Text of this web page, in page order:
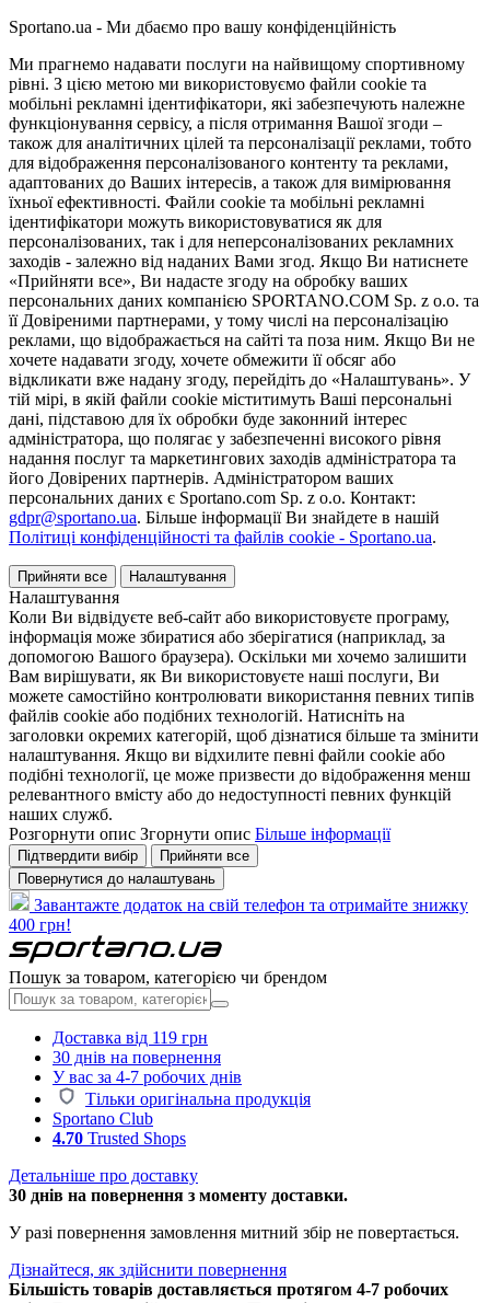
Sportano.ua - Ми дбаємо про вашу конфіденційність
Ми прагнемо надавати послуги на найвищому спортивному
рівні. З цією метою ми використовуємо файли cookie та
мобільні рекламні ідентифікатори, які забезпечують належне
функціонування сервісу, а після отримання Вашої згоди –
також для аналітичних цілей та персоналізації реклами, тобто
для відображення персоналізованого контенту та реклами,
адаптованих до Ваших інтересів, а також для вимірювання
їхньої ефективності. Файли cookie та мобільні рекламні
ідентифікатори можуть використовуватися як для
персоналізованих, так і для неперсоналізованих рекламних
заходів - залежно від наданих Вами згод. Якщо Ви натиснете
«Прийняти все», Ви надасте згоду на обробку ваших
персональних даних компанією SPORTANO.COM Sp. z o.o. та
її Довіреними партнерами, у тому числі на персоналізацію
реклами, що відображається на сайті та поза ним. Якщо Ви не
хочете надавати згоду, хочете обмежити її обсяг або
відкликати вже надану згоду, перейдіть до «Налаштувань». У
тій мірі, в якій файли cookie міститимуть Ваші персональні
дані, підставою для їх обробки буде законний інтерес
адміністратора, що полягає у забезпеченні високого рівня
надання послуг та маркетингових заходів адміністратора та
його Довірених партнерів. Адміністратором ваших
персональних даних є Sportano.com Sp. z o.o. Контакт:
gdpr@sportano.ua. Більше інформації Ви знайдете в нашій
Політиці конфіденційності та файлів cookie - Sportano.ua.
Прийняти все Налаштування
Налаштування
Коли Ви відвідуєте веб-сайт або використовуєте програму,
інформація може збиратися або зберігатися (наприклад, за
допомогою Вашого браузера). Оскільки ми хочемо залишити
Вам вирішувати, як Ви використовуєте наші послуги, Ви
можете самостійно контролювати використання певних типів
файлів cookie або подібних технологій. Натисніть на
заголовки окремих категорій, щоб дізнатися більше та змінити
налаштування. Якщо ви відхилите певні файли cookie або
подібні технології, це може призвести до відображення менш
релевантного вмісту або до недоступності певних функцій
наших служб.
Розгорнути опис Згорнути опис Більше інформації
Підтвердити вибір
Прийняти все
Повернутися до налаштувань
Завантажте додаток на свій телефон та отримайте знижку
400 грн!
Пошук за товаром, категорією чи брендом
Доставка від 119 грн
30 днів на повернення
У вас за 4-7 робочих днів
Тільки оригінальна продукція
Sportano Club
4.70 Trusted Shops
Детальніше про доставку
30 днів на повернення з моменту доставки.
У разі повернення замовлення митний збір не повертається.
Дізнайтеся, як здійснити повернення
Більшість товарів доставляється протягом 4-7 робочих